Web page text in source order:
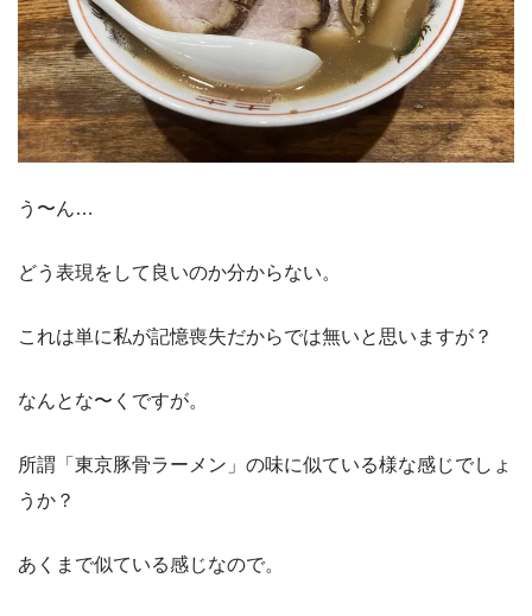
う〜ん…
どう表現をして良いのか分からない。
これは単に私が記憶喪失だからでは無いと思いますが？
なんとな〜くですが。
所謂「東京豚骨ラーメン」の味に似ている様な感じでしょ
うか？
あくまで似ている感じなので。